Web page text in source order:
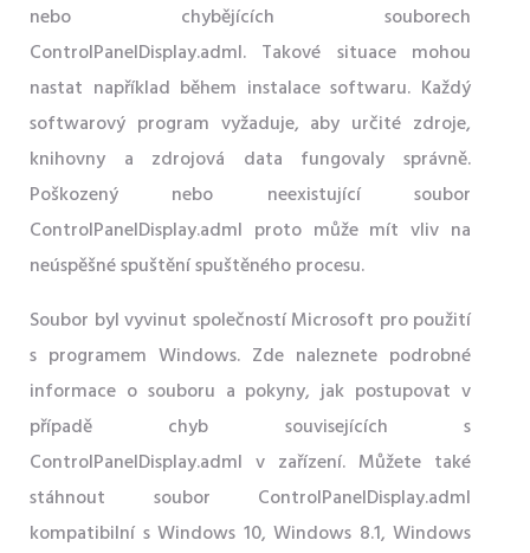
nebo chybějících souborech
ControlPanelDisplay.adml. Takové situace mohou
nastat například během instalace softwaru. Každý
softwarový program vyžaduje, aby určité zdroje,
knihovny a zdrojová data fungovaly správně.
Poškozený nebo neexistující soubor
ControlPanelDisplay.adml proto může mít vliv na
neúspěšné spuštění spuštěného procesu.
Soubor byl vyvinut společností Microsoft pro použití
s ​​programem Windows. Zde naleznete podrobné
informace o souboru a pokyny, jak postupovat v
případě chyb souvisejících s
ControlPanelDisplay.adml v zařízení. Můžete také
stáhnout soubor ControlPanelDisplay.adml
kompatibilní s Windows 10, Windows 8.1, Windows